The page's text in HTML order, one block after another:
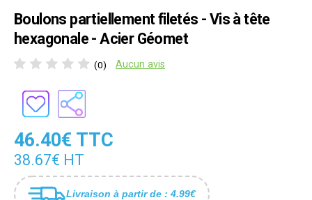
Boulons partiellement filetés - Vis à tête
hexagonale - Acier Géomet
(0) Aucun avis
46.40€ TTC
38.67€ HT
Livraison à partir de : 4.99€